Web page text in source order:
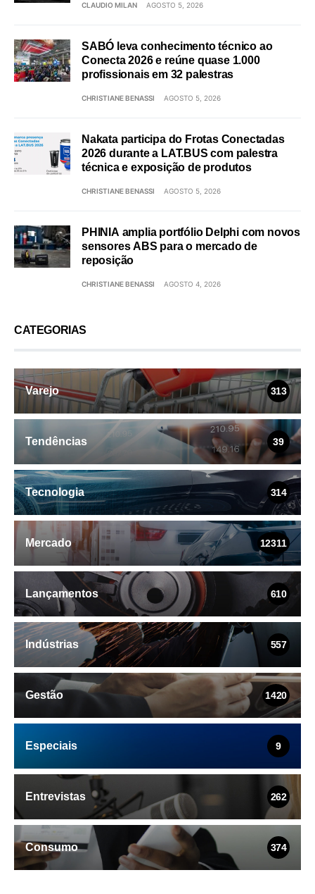
CLAUDIO MILAN AGOSTO 5, 2026
SABÓ leva conhecimento técnico ao
Conecta 2026 e reúne quase 1.000
profissionais em 32 palestras
CHRISTIANE BENASSI AGOSTO 5, 2026
Nakata participa do Frotas Conectadas
2026 durante a LAT.BUS com palestra
técnica e exposição de produtos
CHRISTIANE BENASSI AGOSTO 5, 2026
PHINIA amplia portfólio Delphi com novos
sensores ABS para o mercado de
reposição
CHRISTIANE BENASSI AGOSTO 4, 2026
CATEGORIAS
Varejo 313
Tendências 39
Tecnologia 314
Mercado 12311
Lançamentos 610
Indústrias 557
Gestão 1420
Especiais 9
Entrevistas 262
Consumo 374